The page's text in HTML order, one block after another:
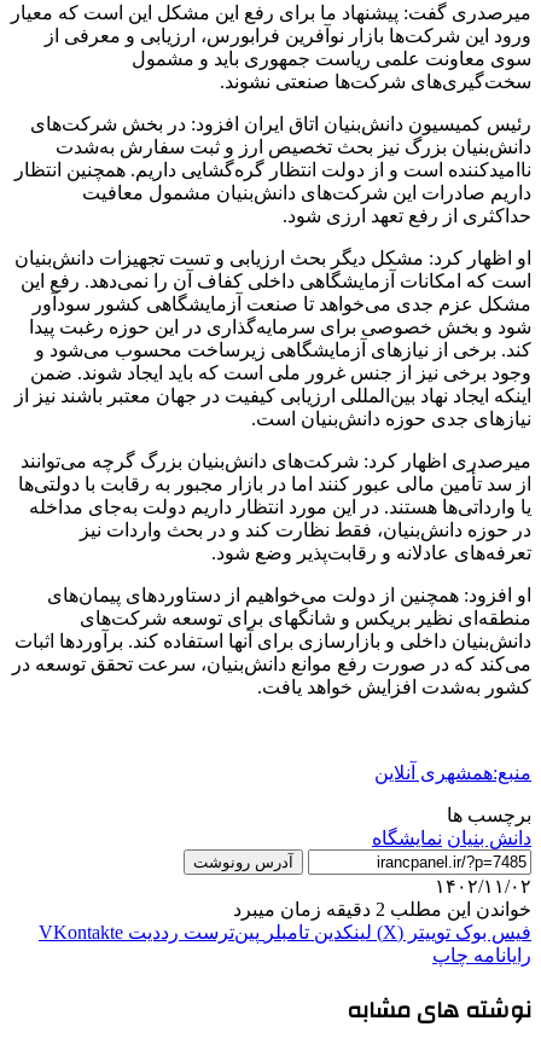
میرصدری گفت: پیشنهاد ما برای رفع این مشکل این است که معیار
ورود این شرکت‌ها بازار نوآفرین فرابورس، ارزیابی و معرفی از
سوی معاونت علمی ریاست جمهوری باید و مشمول
سخت‌گیری‌های شرکت‌ها صنعتی نشوند.
رئیس کمیسیون دانش‌بنیان اتاق ایران افزود: در بخش شرکت‌های
دانش‌بنیان بزرگ نیز بحث تخصیص ارز و ثبت سفارش به‌شدت
ناامیدکننده است و از دولت انتظار گره‌گشایی داریم. همچنین انتظار
داریم صادرات این شرکت‌های دانش‌بنیان مشمول معافیت
حداکثری از رفع تعهد ارزی شود.
او اظهار کرد: مشکل دیگر بحث ارزیابی و تست تجهیزات دانش‌بنیان
است که امکانات آزمایشگاهی داخلی کفاف آن را نمی‌دهد. رفع این
مشکل عزم جدی می‌خواهد تا صنعت آزمایشگاهی کشور سودآور
شود و بخش خصوصی برای سرمایه‌گذاری در این حوزه رغبت پیدا
کند. برخی از نیازهای آزمایشگاهی زیرساخت محسوب می‌شود و
وجود برخی نیز از جنس غرور ملی است که باید ایجاد شوند. ضمن
اینکه ایجاد نهاد بین‌المللی ارزیابی کیفیت در جهان معتبر باشند نیز از
نیازهای جدی حوزه دانش‌بنیان است.
میرصدری اظهار کرد: شرکت‌های دانش‌بنیان بزرگ گرچه می‌توانند
از سد تأمین مالی عبور کنند اما در بازار مجبور به رقابت با دولتی‌ها
یا وارداتی‌ها هستند. در این مورد انتظار داریم دولت به‌جای مداخله
در حوزه دانش‌بنیان، فقط نظارت کند و در بحث واردات نیز
تعرفه‌های عادلانه و رقابت‌پذیر وضع شود.
او افزود: همچنین از دولت می‌خواهیم از دستاوردهای پیمان‌های
منطقه‌ای نظیر بریکس و شانگهای برای توسعه شرکت‌های
دانش‌بنیان داخلی و بازارسازی برای آنها استفاده کند. برآوردها اثبات
می‌کند که در صورت رفع موانع دانش‌بنیان، سرعت تحقق توسعه در
کشور به‌شدت افزایش خواهد یافت.
منبع:همشهری آنلاین
برچسب ها
دانش بنیان نمایشگاه
آدرس رونوشت
۱۴۰۲/۱۱/۰۲
خواندن این مطلب 2 دقیقه زمان میبرد
فیس بوک توییتر (X) لینکدین ‫تامبلر ‫پین‌ترست ‫رددیت ‫VKontakte
رایانامه چاپ
نوشته های مشابه